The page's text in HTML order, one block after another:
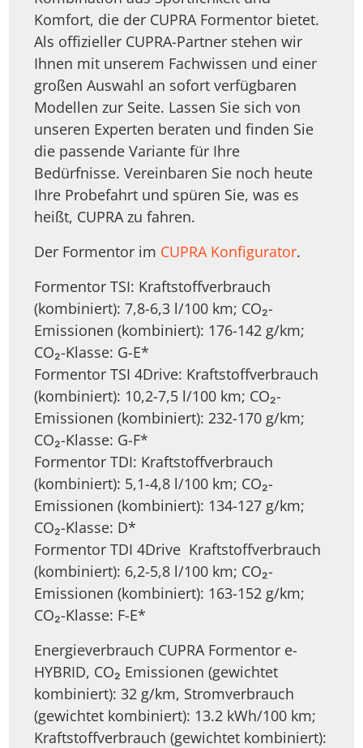
Komfort, die der CUPRA Formentor bietet.
Als offizieller CUPRA-Partner stehen wir
Ihnen mit unserem Fachwissen und einer
großen Auswahl an sofort verfügbaren
Modellen zur Seite. Lassen Sie sich von
unseren Experten beraten und finden Sie
die passende Variante für Ihre
Bedürfnisse. Vereinbaren Sie noch heute
Ihre Probefahrt und spüren Sie, was es
heißt, CUPRA zu fahren.
Der Formentor im CUPRA Konfigurator.
Formentor TSI: Kraftstoffverbrauch
(kombiniert): 7,8-6,3 l/100 km; CO₂-
Emissionen (kombiniert): 176-142 g/km;
CO₂-Klasse: G-E*
Formentor TSI 4Drive: Kraftstoffverbrauch
(kombiniert): 10,2-7,5 l/100 km; CO₂-
Emissionen (kombiniert): 232-170 g/km;
CO₂-Klasse: G-F*
Formentor TDI: Kraftstoffverbrauch
(kombiniert): 5,1-4,8 l/100 km; CO₂-
Emissionen (kombiniert): 134-127 g/km;
CO₂-Klasse: D*
Formentor TDI 4Drive Kraftstoffverbrauch
(kombiniert): 6,2-5,8 l/100 km; CO₂-
Emissionen (kombiniert): 163-152 g/km;
CO₂-Klasse: F-E*
Energieverbrauch CUPRA Formentor e-
HYBRID, CO₂ Emissionen (gewichtet
kombiniert): 32 g/km, Stromverbrauch
(gewichtet kombiniert): 13.2 kWh/100 km;
Kraftstoffverbrauch (gewichtet kombiniert):